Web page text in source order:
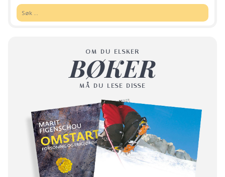
OM DU ELSKER
BØKER
MÅ DU LESE DISSE